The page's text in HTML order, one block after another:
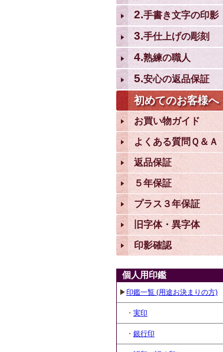
2.手書き文字の印影
3.手仕上げの彫刻
4.熟練の職人
5.安心の返品保証
初めてのお客様へ
お買い物ガイド
よくある質問Ｑ＆Ａ
返品保証
５年保証
プラス３年保証
旧字体・異字体
印影確認
個人用印鑑
▶印鑑一覧 (用途お決まりの方)
・ 実印
・ 銀行印